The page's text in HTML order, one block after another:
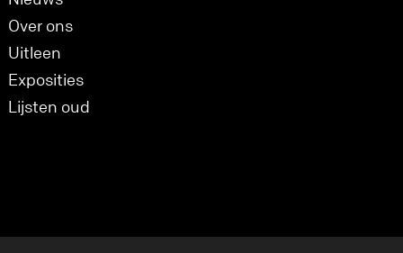
Over ons
Uitleen
Exposities
Lijsten oud